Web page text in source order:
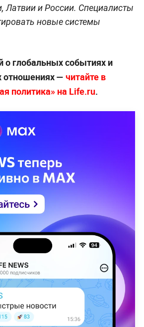
Латвии и России. Специалисты
новые системы
о глобальных событиях и
— читайте в
политика» на Life.ru.